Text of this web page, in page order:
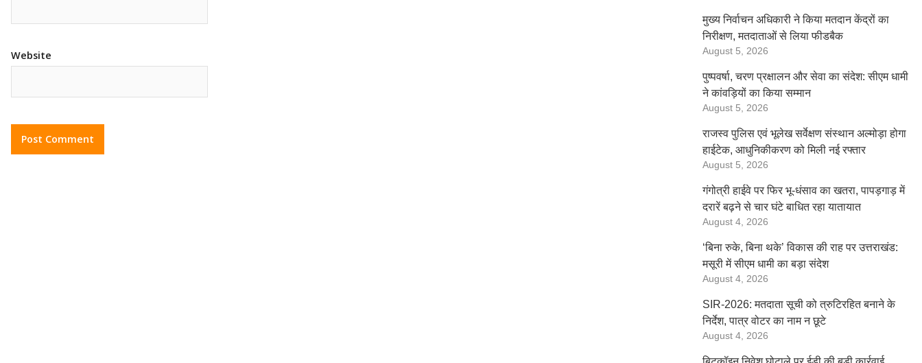
Website
मुख्य निर्वाचन अधिकारी ने किया मतदान केंद्रों का
निरीक्षण, मतदाताओं से लिया फीडबैक
August 5, 2026
पुष्पवर्षा, चरण प्रक्षालन और सेवा का संदेश: सीएम धामी
ने कांवड़ियों का किया सम्मान
August 5, 2026
राजस्व पुलिस एवं भूलेख सर्वेक्षण संस्थान अल्मोड़ा होगा
हाईटेक, आधुनिकीकरण को मिली नई रफ्तार
August 5, 2026
गंगोत्री हाईवे पर फिर भू-धंसाव का खतरा, पापड़गाड़ में
दरारें बढ़ने से चार घंटे बाधित रहा यातायात
August 4, 2026
‘बिना रुके, बिना थके’ विकास की राह पर उत्तराखंड:
मसूरी में सीएम धामी का बड़ा संदेश
August 4, 2026
SIR-2026: मतदाता सूची को त्रुटिरहित बनाने के
निर्देश, पात्र वोटर का नाम न छूटे
August 4, 2026